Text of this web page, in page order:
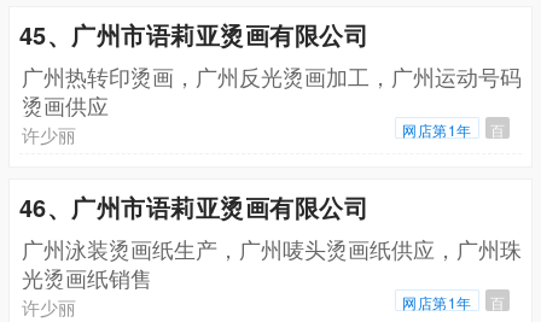
45、广州市语莉亚烫画有限公司
广州热转印烫画，广州反光烫画加工，广州运动号码
烫画供应
许少丽 网店第1年 百
46、广州市语莉亚烫画有限公司
广州泳装烫画纸生产，广州唛头烫画纸供应，广州珠
光烫画纸销售
许少丽 网店第1年 百